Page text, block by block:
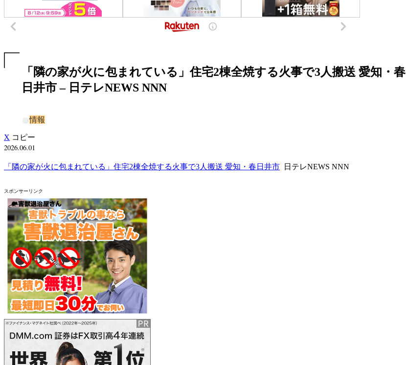
「隣の家が火に包まれている」住宅2棟全焼する火事で3人搬送 愛知・春
日井市 – 日テレNEWS NNN
情報
X コピー
2026.06.01
「隣の家が火に包まれている」住宅2棟全焼する火事で3人搬送 愛知・春日井市 日テレNEWS NNN
スポンサーリンク